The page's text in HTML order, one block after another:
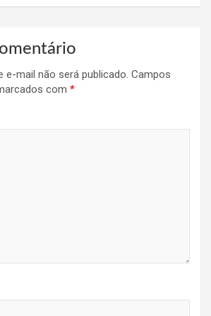
e-mail não será publicado. Campos
com *